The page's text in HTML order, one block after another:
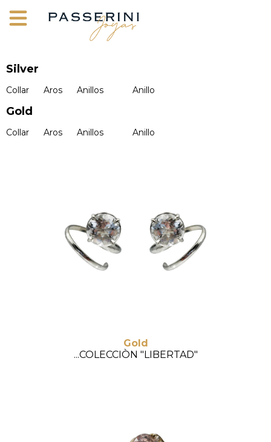
Silver
Collar Aros Anillos Anillo
Gold
Collar Aros Anillos Anillo
Gold
...COLECCIÒN "LIBERTAD"